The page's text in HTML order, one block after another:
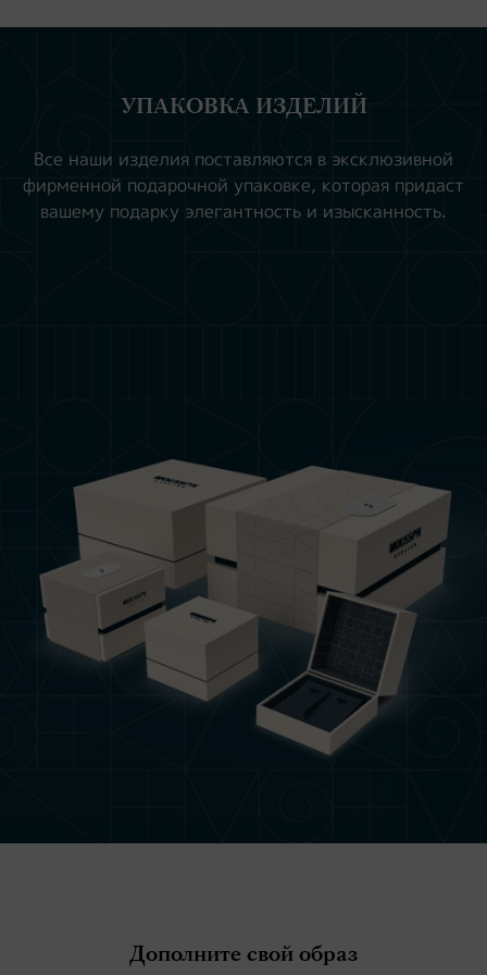
УПАКОВКА ИЗДЕЛИЙ
Все наши изделия поставляются в эксклюзивной
фирменной подарочной упаковке, которая придаст
вашему подарку элегантность и изысканность.
Дополните свой образ